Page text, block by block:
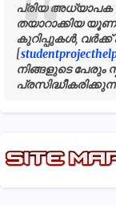
പ്രിയ അധ്യാപക
തയാറാക്കിയ
കുറിപ്പുകൾ, വർക്ക്
[
നിങ്ങളുടെ പേരും